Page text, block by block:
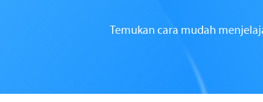
Temukan cara mudah